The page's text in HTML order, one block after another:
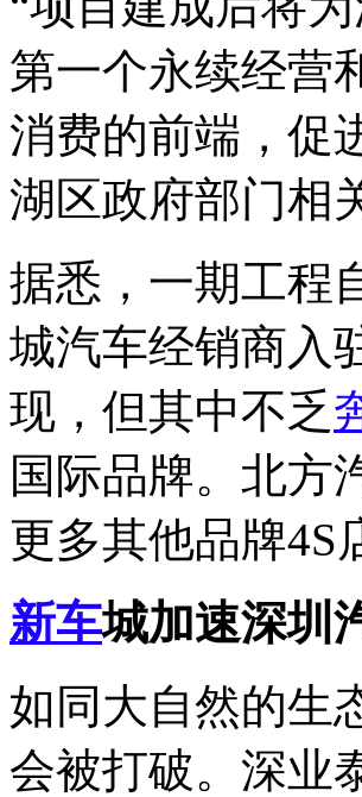
第一个永续经营
消费的前端，促
湖区政府部门相
据悉，一期工程
城汽车经销商入
现，但其中不乏
国际品牌。北方
更多其他品牌4S
新车城加速深圳
如同大自然的生
会被打破。深业